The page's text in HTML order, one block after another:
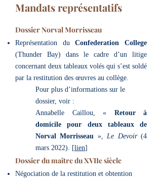
Mandats représentatifs
Dossier Norval Morrisseau
Représentation duConfederation College
(Thunder Bay) dans le cadre d’un litige
concernant deux tableaux volés qui s’est soldé
par la restitution des œuvres au collège.
Pour plus d’informations sur le
dossier, voir :
Annabelle Caillou, « Retour à
domicile pour deux tableaux de
Norval Morrisseau »,Le Devoir(4
mars 2022). [lien]
Dossier du maître du XVIIe siècle
Négociation de la restitution et obtention